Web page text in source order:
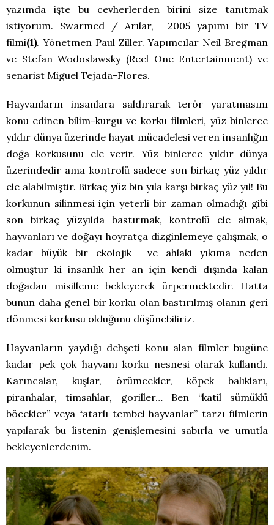
yazımda işte bu cevherlerden birini size tanıtmak
istiyorum. Swarmed / Arılar, 2005 yapımı bir TV
filmi(1). Yönetmen Paul Ziller. Yapımcılar Neil Bregman
ve Stefan Wodoslawsky (Reel One Entertainment) ve
senarist Miguel Tejada-Flores.
Hayvanların insanlara saldırarak terör yaratmasını
konu edinen bilim-kurgu ve korku filmleri, yüz binlerce
yıldır dünya üzerinde hayat mücadelesi veren insanlığın
doğa korkusunu ele verir. Yüz binlerce yıldır dünya
üzerindedir ama kontrolü sadece son birkaç yüz yıldır
ele alabilmiştir. Birkaç yüz bin yıla karşı birkaç yüz yıl! Bu
korkunun silinmesi için yeterli bir zaman olmadığı gibi
son birkaç yüzyılda bastırmak, kontrolü ele almak,
hayvanları ve doğayı hoyratça dizginlemeye çalışmak, o
kadar büyük bir ekolojik ve ahlaki yıkıma neden
olmuştur ki insanlık her an için kendi dışında kalan
doğadan misilleme bekleyerek ürpermektedir. Hatta
bunun daha genel bir korku olan bastırılmış olanın geri
dönmesi korkusu olduğunu düşünebiliriz.
Hayvanların yaydığı dehşeti konu alan filmler bugüne
kadar pek çok hayvanı korku nesnesi olarak kullandı.
Karıncalar, kuşlar, örümcekler, köpek balıkları,
piranhalar, timsahlar, goriller… Ben “katil sümüklü
böcekler” veya “atarlı tembel hayvanlar” tarzı filmlerin
yapılarak bu listenin genişlemesini sabırla ve umutla
bekleyenlerdenim.